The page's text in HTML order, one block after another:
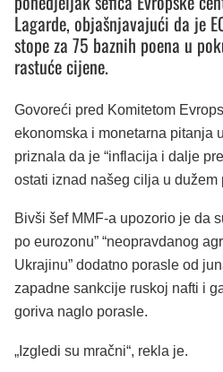
Lagarde, objašnjavajući da je
stope za 75 baznih poena u
rastuće cijene.
Govoreći pred Komitetom
ekonomska i monetarna pitanja
priznala da je “inflacija i dalje
ostati iznad našeg cilja u dužem
Bivši šef MMF-a upozorio je da
po eurozonu” “neopravdanog
Ukrajinu” dodatno porasle od
zapadne sankcije ruskoj nafti i
goriva naglo porasle.
„Izgledi su mračni“, rekla je.